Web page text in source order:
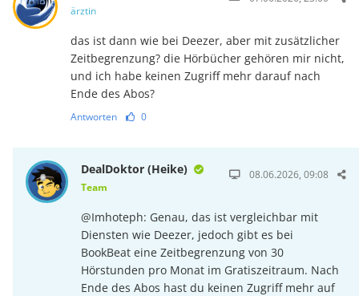
ärztin
das ist dann wie bei Deezer, aber mit zusätzlicher
Zeitbegrenzung? die Hörbücher gehören mir nicht,
und ich habe keinen Zugriff mehr darauf nach
Ende des Abos?
Antworten 0
DealDoktor (Heike)
Team
08.06.2026, 09:08
@Imhoteph: Genau, das ist vergleichbar mit
Diensten wie Deezer, jedoch gibt es bei
BookBeat eine Zeitbegrenzung von 30
Hörstunden pro Monat im Gratiszeitraum. Nach
Ende des Abos hast du keinen Zugriff mehr auf